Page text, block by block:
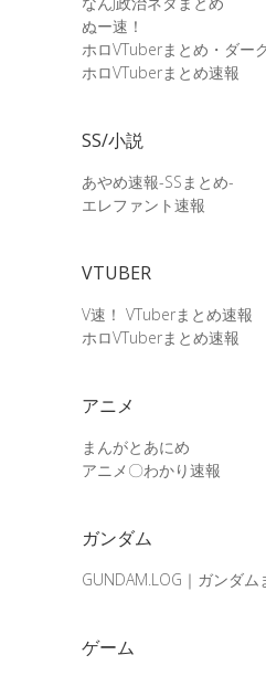
ぬー速！
ホロVTuberまとめ・ダー
ホロVTuberまとめ速報
SS/小説
あやめ速報-SSまとめ-
エレファント速報
VTUBER
V速！ VTuberまとめ速報
ホロVTuberまとめ速報
アニメ
まんがとあにめ
アニメ〇わかり速報
ガンダム
GUNDAM.LOG｜ガンダ
ゲーム